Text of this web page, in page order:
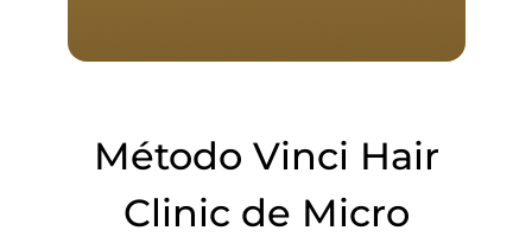
Método Vinci Hair
Clinic de Micro